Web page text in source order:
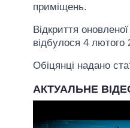
приміщень.
Відкриття
відбулося 4 лютого
Обіцянці надано
АКТУАЛЬНЕ